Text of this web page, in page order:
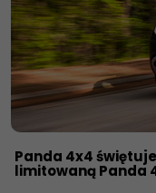
Panda 4x4
limitowaną Panda